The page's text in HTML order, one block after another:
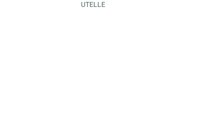
UTELLE